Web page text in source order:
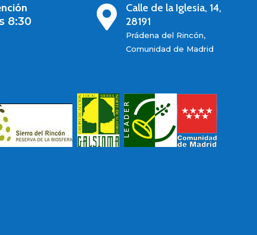
8:30

Calle de la Iglesia, 14,
28191
Prádena del Rincón,
Comunidad de Madrid